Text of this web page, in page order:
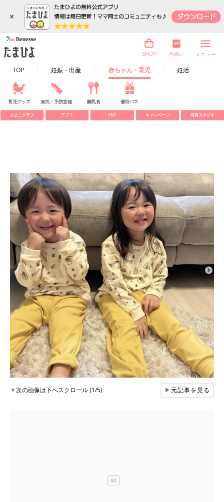
×
TOP 妊娠・出産 赤ちゃん・育児 妊活
SHOP 内祝い メニュー
育児グッズ 病気・予防接種 離乳食 優待パス
ひよこクラブ アプリ SNS キャンペーン 写真スタジオ
▼次の画像は下へスクロール (1/5) ▶元記事を見る